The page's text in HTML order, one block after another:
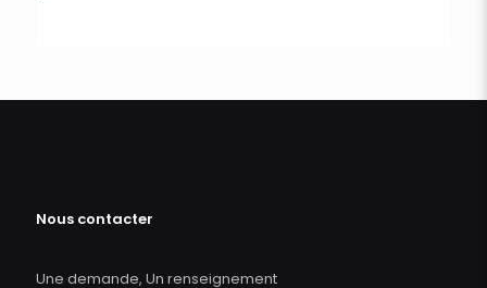
Nous contacter
Une demande, Un renseignement